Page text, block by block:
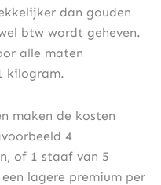
dan gouden
btw wordt geheven.
alle maten
kilogram.
maken de kosten
4
of 1 staaf van 5
lagere premium per